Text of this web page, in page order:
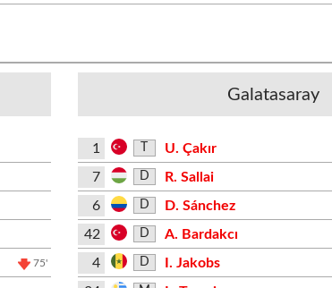
75'
Galatasaray
1
U. Çakır
7
D
R. Sallai
6
D
D. Sánchez
42
D A. Bardakcı
4 D
I. Jakobs